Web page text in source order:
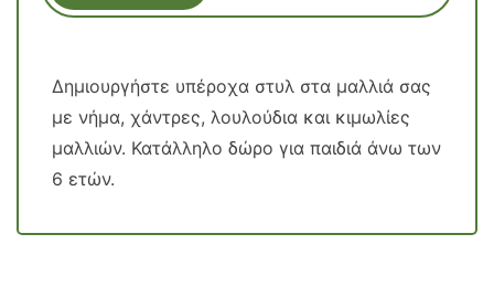
Δημιουργήστε υπέροχα στυλ στα μαλλιά σας
με νήμα, χάντρες, λουλούδια και κιμωλίες
μαλλιών. Κατάλληλο δώρο για παιδιά άνω των
6 ετών.